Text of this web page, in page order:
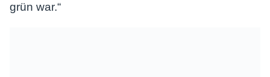
grün war.“